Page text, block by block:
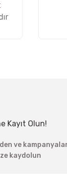
Kayıt Olun!
ve
kaydolun